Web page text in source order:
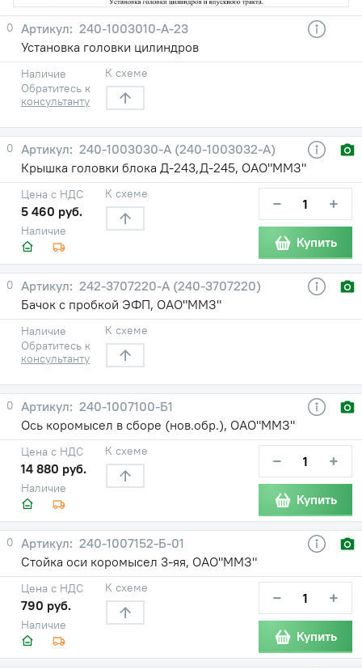
0
240-1003010-А-23
Установка головки цилиндров
Наличие
Обратитесь к
консультанту
К схеме
0
240-1003030-A (240-1003032-А)
Крышка головки блока Д-243,Д-245, ОАО"ММЗ"
Наличие
Цена с НДС
5 460 руб.
К схеме − +
Купить
0
242-3707220-A (240-3707220)
Бачок с пробкой ЭФП, ОАО"ММЗ"
Наличие
Обратитесь к
консультанту
К схеме
0
240-1007100-Б1
Ось коромысел в сборе (нов.обр.), ОАО"ММЗ"
Наличие
Цена с НДС
14 880 руб.
К схеме − +
Купить
0
240-1007152-Б-01
Стойка оси коромысел 3-яя, ОАО"ММЗ"
Наличие
Цена с НДС
790 руб.
К схеме − +
Купить